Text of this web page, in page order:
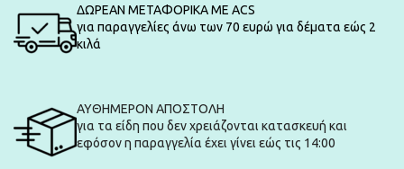
ΔΩΡΕΑΝ ΜΕΤΑΦΟΡΙΚΑ ΜΕ ACS
για παραγγελίες άνω των 70 ευρώ για δέματα εώς 2
κιλά
ΑΥΘΗΜΕΡΟΝ ΑΠΟΣΤΟΛΗ
για τα είδη που δεν χρειάζονται κατασκευή και
εφόσον η παραγγελία έχει γίνει εώς τις 14:00